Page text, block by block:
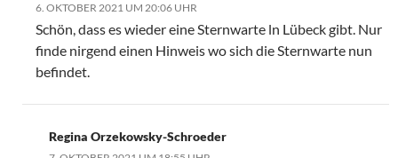
6. OKTOBER 2021 UM 20:06 UHR
Schön, dass es wieder eine Sternwarte ln Lübeck gibt. Nur
finde nirgend einen Hinweis wo sich die Sternwarte nun
befindet.
Regina Orzekowsky-Schroeder